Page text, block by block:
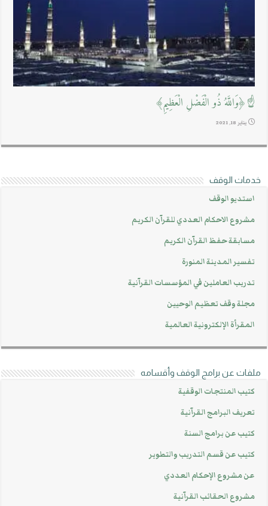
☝﴿وَاللَّهُ ذُو الْفَضْلِ الْعَظِيمِ﴾
يناير 18, 2021
خدمات الوقف
استديو الوقف
مشروع الاحكام العددي للقرآن الكريم
مسابقة حفظ القرآن الكريم
تفسير المدينة المنورة
تدريب العاملين في المؤسسات القرآنية
مجلة وقف تعظيم الوحيين
المقرأة الإلكترونية العالمية
ملفات عن برامج الوقف وأقسامه
كتيب المنتجات الوقفية
تعريف البرامج القرآنية
كتيب عن برامج السنة
كتيب عن قسم التدريب والتطوير
عن مشروع الإحكام العددي
مشروع الحقائب القرآنية